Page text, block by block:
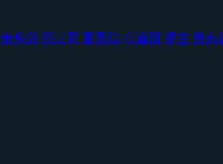
朱永棠 蔡少芬 麦家琪 白嘉倩 罗兰 吴志